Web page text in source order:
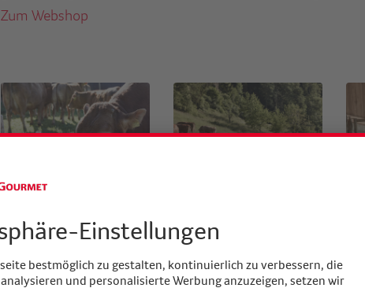
Zum Webshop